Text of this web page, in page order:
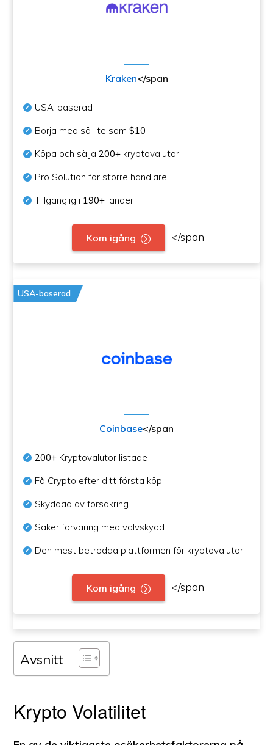
Kraken</span
USA-baserad
Börja med så lite som$10
Köpa och sälja200+ kryptovalutor
Pro Solution för större handlare
Tillgänglig i 190+ länder
Kom igång </span
USA-baserad
Coinbase</span
200+ Kryptovalutor listade
Få Crypto efter ditt första köp
Skyddad av försäkring
Säker förvaring med valvskydd
Den mest betrodda plattformen för kryptovalutor
Kom igång </span
Avsnitt
Krypto Volatilitet